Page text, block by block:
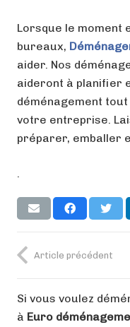
Lorsque le moment
bureaux,
aider. Nos
aideront à planifier
déménagement
votre entreprise.
préparer, emballer
Article précédent
Si vous voulez
à Euro